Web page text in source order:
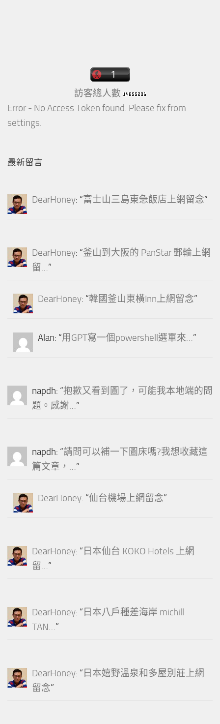
訪客總人數
Error - No Access Token found. Please fix from
settings.
最新留言
DearHoney: “富士山三島東急飯店上網留念”
DearHoney: “釜山到大阪的 PanStar 郵輪上網
留…”
DearHoney: “韓國釜山東橫Inn上網留念”
Alan: “用GPT寫一個powershell選單來…”
napdh: “抱歉又看到圖了，可能我本地端的問
題。感謝…”
napdh: “請問可以補一下圖床嗎?我想收藏這
篇文章，…”
DearHoney: “仙台機場上網留念”
DearHoney: “ 日本仙台 KOKO Hotels 上網
留…”
DearHoney: “ 日本八戶種差海岸 michill
TAN…”
DearHoney: “ 日本嬉野溫泉和多屋別莊上網
留念”